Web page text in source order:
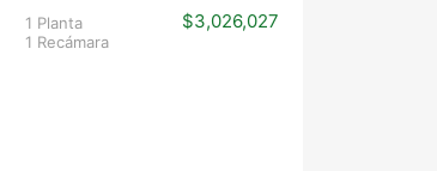
1 Planta
1 Recámara
$3,026,027